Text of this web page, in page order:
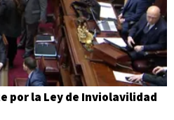
por la Ley de Inviolavilidad